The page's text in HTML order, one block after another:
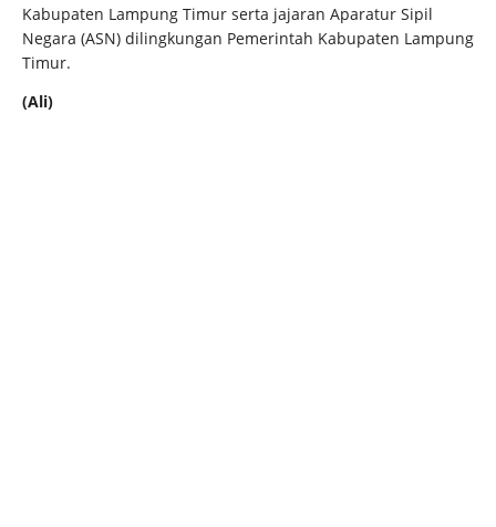
Kabupaten Lampung Timur serta jajaran Aparatur Sipil
Negara (ASN) dilingkungan Pemerintah Kabupaten Lampung
Timur.
(Ali)